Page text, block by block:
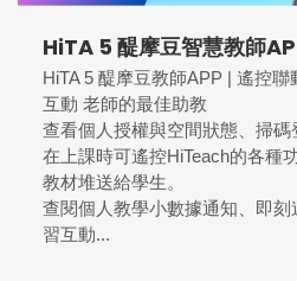
HiTA 5 醍摩豆智慧教師
HiTA 5 醍摩豆教師APP | 遙控
互動 老師的最佳助教
查看個人授權與空間狀態、掃碼
在上課時可遙控HiTeach的各種
教材堆送給學生。
查閱個人教學小數據通知、即
習互動...